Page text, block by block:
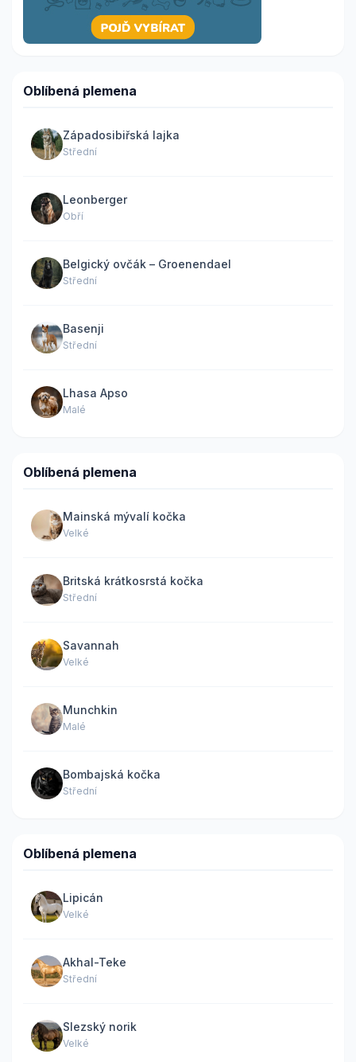
Oblíbená plemena
Západosibiřská lajka
Střední
Leonberger
Obří
Belgický ovčák – Groenendael
Střední
Basenji
Střední
Lhasa Apso
Malé
Oblíbená plemena
Mainská mývalí kočka
Velké
Britská krátkosrstá kočka
Střední
Savannah
Velké
Munchkin
Malé
Bombajská kočka
Střední
Oblíbená plemena
Lipicán
Velké
Akhal-Teke
Střední
Slezský norik
Velké